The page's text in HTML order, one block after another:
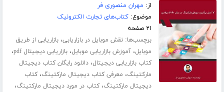
از: مهران منصوری فر
موضوع:کتاب‌های تجارت الکترونیک
۲۱ صفحه
برچسب‌ها:نقش موبایل در بازاریابی،بازاریابی از طریق
موبایل،آموزش بازاریابی موبایل،بازاریابی دیجیتال pdf ،
کتاب بازاریابی دیجیتال،دانلود رایگان کتاب دیجیتال
مارکتینگ، معرفی کتاب دیجیتال مارکتینگ،کتاب
دیجیتال مارکتینگ،کتاب در مورد دیجیتال مارکتینگ،